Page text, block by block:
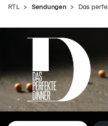
RTL Sendungen Das